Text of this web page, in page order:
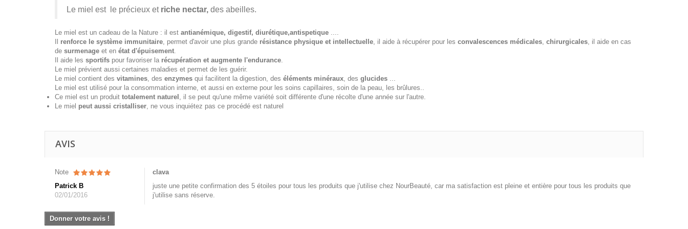
Le miel est le précieux et riche nectar, des abeilles.
Le miel est un cadeau de la Nature : il est antianémique, digestif, diurétique,antispetique ....
renforce le système immunitaire, permet d'avoir une plus grande résistance physique et intellectuelle, il aide à récupérer pour les convalescences médicales, chirurgicales, il aide en cas
de surmenage et en état d'épuisement.
Il aide les sportifs pour favoriser la récupération et augmente l'endurance.
Le miel prévient aussi certaines maladies et permet de les guérir.
Le miel contient des vitamines, des enzymes qui facilitent la digestion, des éléments minéraux, des glucides ...
Le miel est utilisé pour la consommation interne, et aussi en externe pour les soins capillaires, soin de la peau, les brûlures..
Ce miel est un produit totalement naturel , il se peut qu'une même variété soit différente d'une récolte d'une année sur l'autre.
Le miel peut aussi cristalliser, ne vous inquiétez pas ce procédé est naturel
AVIS
Note
Patrick B
02/01/2016
clava
juste une petite confirmation des 5 étoiles pour tous les produits que j'utilise chez NourBeauté, car ma satisfaction est pleine et entière pour tous les produits que
j'utilise sans réserve.
Donner votre avis !